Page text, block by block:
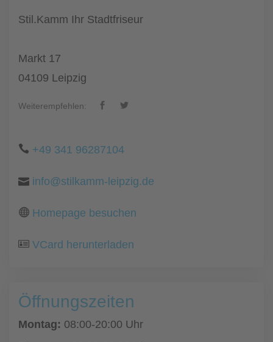
Stil.Kamm Ihr Stadtfriseur
Markt 17
04109 Leipzig
Weiterempfehlen:
+49 341 96287104
info@stilkamm-leipzig.de
Homepage besuchen
VCard herunterladen
Öffnungszeiten
Montag: 08:00-20:00 Uhr